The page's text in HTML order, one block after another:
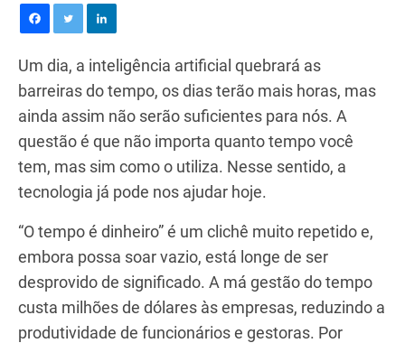
Um dia, a inteligência artificial quebrará as
barreiras do tempo, os dias terão mais horas, mas
ainda assim não serão suficientes para nós. A
questão é que não importa quanto tempo você
tem, mas sim como o utiliza. Nesse sentido, a
tecnologia já pode nos ajudar hoje.
“O tempo é dinheiro” é um clichê muito repetido e,
embora possa soar vazio, está longe de ser
desprovido de significado. A má gestão do tempo
custa milhões de dólares às empresas, reduzindo a
produtividade de funcionários e gestoras. Por